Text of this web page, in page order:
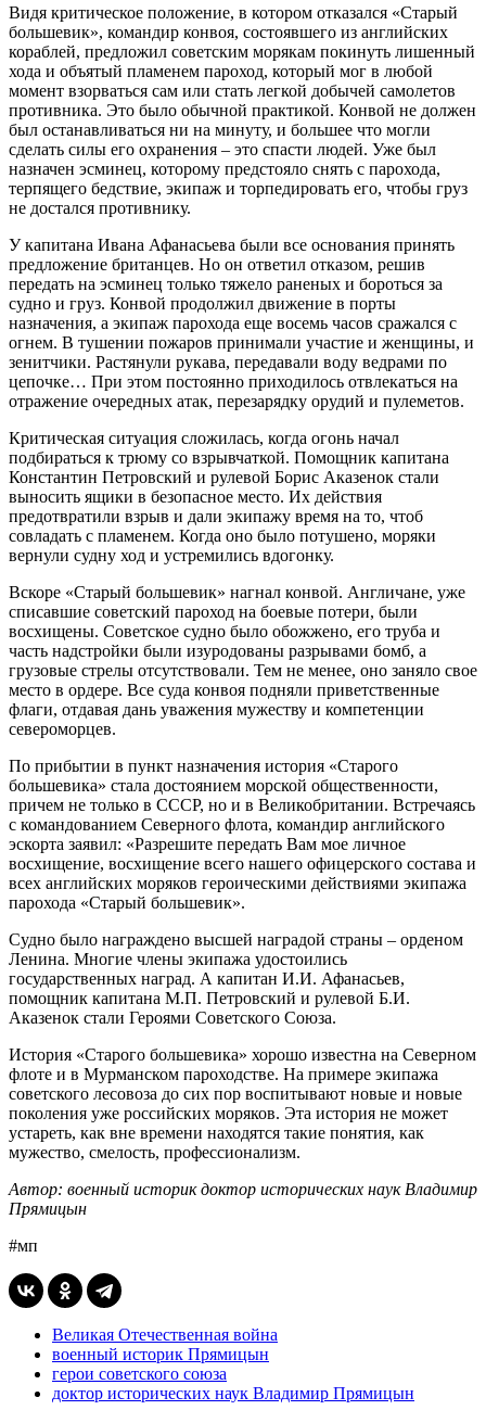
Видя критическое положение, в котором отказался «Старый
большевик», командир конвоя, состоявшего из английских
кораблей, предложил советским морякам покинуть лишенный
хода и объятый пламенем пароход, который мог в любой
момент взорваться сам или стать легкой добычей самолетов
противника. Это было обычной практикой. Конвой не должен
был останавливаться ни на минуту, и большее что могли
сделать силы его охранения – это спасти людей. Уже был
назначен эсминец, которому предстояло снять с парохода,
терпящего бедствие, экипаж и торпедировать его, чтобы груз
не достался противнику.
У капитана Ивана Афанасьева были все основания принять
предложение британцев. Но он ответил отказом, решив
передать на эсминец только тяжело раненых и бороться за
судно и груз. Конвой продолжил движение в порты
назначения, а экипаж парохода еще восемь часов сражался с
огнем. В тушении пожаров принимали участие и женщины, и
зенитчики. Растянули рукава, передавали воду ведрами по
цепочке… При этом постоянно приходилось отвлекаться на
отражение очередных атак, перезарядку орудий и пулеметов.
Критическая ситуация сложилась, когда огонь начал
подбираться к трюму со взрывчаткой. Помощник капитана
Константин Петровский и рулевой Борис Аказенок стали
выносить ящики в безопасное место. Их действия
предотвратили взрыв и дали экипажу время на то, чтоб
совладать с пламенем. Когда оно было потушено, моряки
вернули судну ход и устремились вдогонку.
Вскоре «Старый большевик» нагнал конвой. Англичане, уже
списавшие советский пароход на боевые потери, были
восхищены. Советское судно было обожжено, его труба и
часть надстройки были изуродованы разрывами бомб, а
грузовые стрелы отсутствовали. Тем не менее, оно заняло свое
место в ордере. Все суда конвоя подняли приветственные
флаги, отдавая дань уважения мужеству и компетенции
североморцев.
По прибытии в пункт назначения история «Старого
большевика» стала достоянием морской общественности,
причем не только в СССР, но и в Великобритании. Встречаясь
с командованием Северного флота, командир английского
эскорта заявил: «Разрешите передать Вам мое личное
восхищение, восхищение всего нашего офицерского состава и
всех английских моряков героическими действиями экипажа
парохода «Старый большевик».
Судно было награждено высшей наградой страны – орденом
Ленина. Многие члены экипажа удостоились
государственных наград. А капитан И.И. Афанасьев,
помощник капитана М.П. Петровский и рулевой Б.И.
Аказенок стали Героями Советского Союза.
История «Старого большевика» хорошо известна на Северном
флоте и в Мурманском пароходстве. На примере экипажа
советского лесовоза до сих пор воспитывают новые и новые
поколения уже российских моряков. Эта история не может
устареть, как вне времени находятся такие понятия, как
мужество, смелость, профессионализм.
Автор: военный историк доктор исторических наук Владимир
Прямицын
#мп
Великая Отечественная война
военный историк Прямицын
герои советского союза
доктор исторических наук Владимир Прямицын